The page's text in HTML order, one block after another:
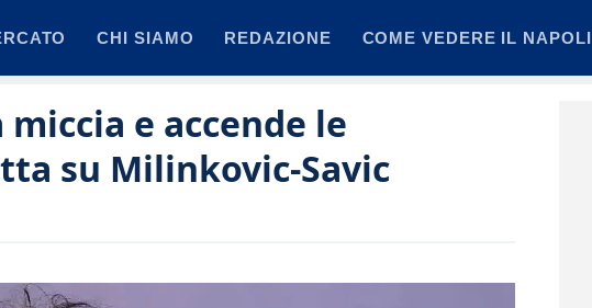
CHI SIAMO REDAZIONE COME VEDERE IL NAPOLI
e accende le
su Milinkovic-Savic